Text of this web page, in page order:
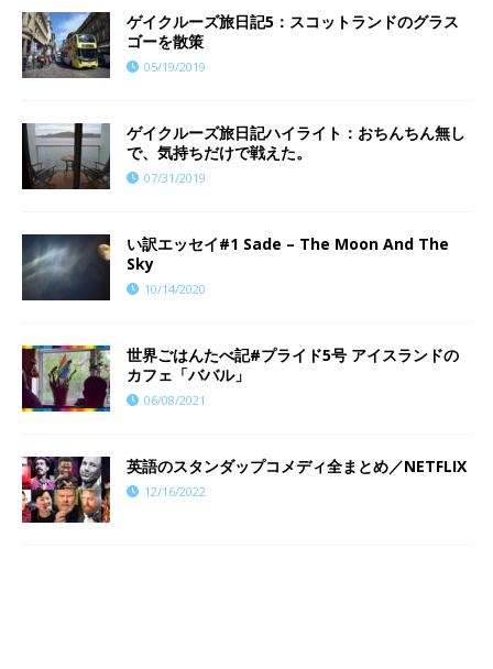
ゲイクルーズ旅日記5：スコットランドのグラス
ゴーを散策
05/19/2019
ゲイクルーズ旅日記ハイライト：おちんちん無し
で、気持ちだけで戦えた。
07/31/2019
い訳エッセイ#1 Sade – The Moon And The
Sky
10/14/2020
世界ごはんたべ記#プライド5号 アイスランドの
カフェ「ババル」
06/08/2021
英語のスタンダップコメディ全まとめ／NETFLIX
12/16/2022